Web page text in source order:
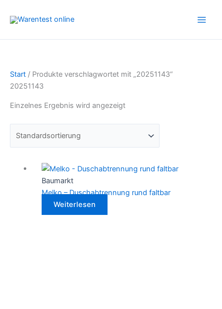
Inhalt
Start / Produkte verschlagwortet mit „20251143“
20251143
Einzelnes Ergebnis wird angezeigt
Baumarkt
Melko – Duschabtrennung rund faltbar
Weiterlesen